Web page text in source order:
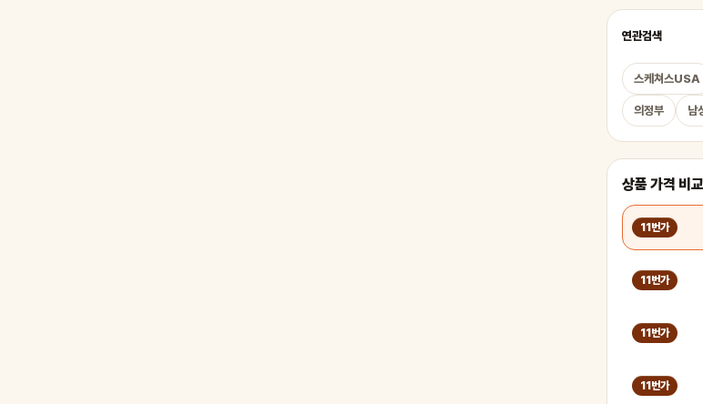
연관검색
스케쳐스USA
의정부 남
상품 가격 비교
11번가
11번가
11번가
11번가